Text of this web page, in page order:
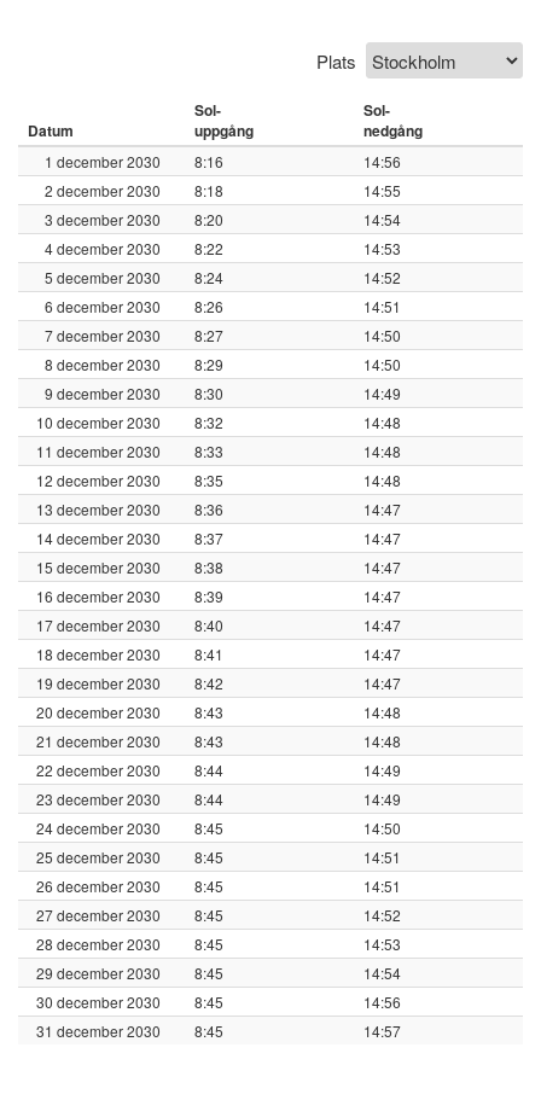
Plats
Datum
Sol-
uppgång
Sol-
nedgång
1 december 2030 8:16
14:56
2 december 2030
8:18
14:55
3 december 2030
8:20
14:54
4 december 2030
8:22
14:53
5 december 2030
8:24
14:52
6 december 2030
8:26
14:51
7 december 2030
8:27
14:50
8 december 2030
8:29
14:50
9 december 2030
8:30
14:49
10 december 2030
8:32
14:48
11 december 2030
8:33
14:48
12 december 2030
8:35
14:48
13 december 2030
8:36
14:47
14 december 2030
8:37
14:47
15 december 2030
8:38
14:47
16 december 2030
8:39
14:47
17 december 2030
8:40
14:47
18 december 2030
8:41
14:47
19 december 2030
8:42
14:47
20 december 2030
8:43
14:48
21 december 2030
8:43
14:48
22 december 2030
8:44
14:49
23 december 2030
8:44
14:49
24 december 2030
8:45
14:50
25 december 2030
8:45
14:51
26 december 2030
8:45
14:51
27 december 2030
8:45
14:52
28 december 2030
8:45
14:53
29 december 2030
8:45
14:54
30 december 2030
8:45
14:56
31 december 2030
8:45 14:57